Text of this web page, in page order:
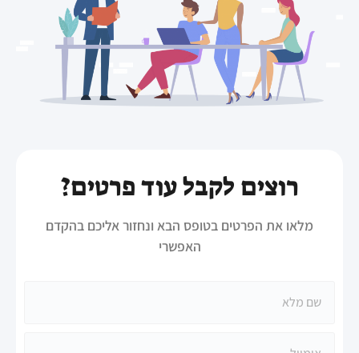
רוצים לקבל עוד פרטים?
מלאו את הפרטים בטופס הבא ונחזור אליכם בהקדם
האפשרי